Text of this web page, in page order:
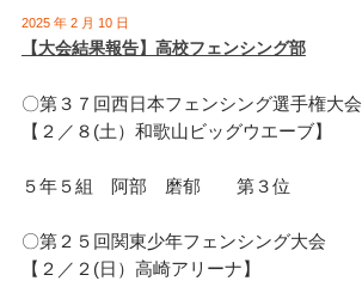
2025 年 2 月 10 日
【大会結果報告】高校フェンシング部
〇第３７回西日本フェンシング選手権大会
【２／８(土）和歌山ビッグウエーブ】
５年５組 阿部 磨郁 第３位
〇第２５回関東少年フェンシング大会
【２／２(日）高崎アリーナ】